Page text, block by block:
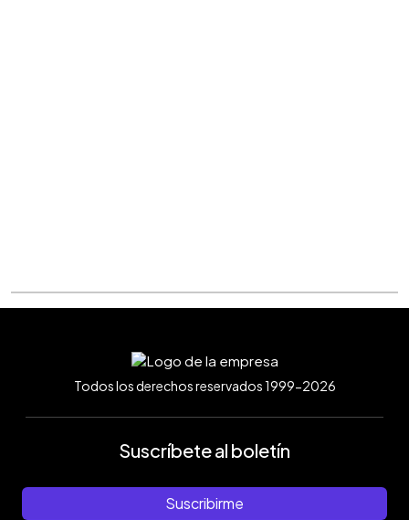
Todos los derechos reservados 1999-2026
Suscríbete al boletín
Suscribirme